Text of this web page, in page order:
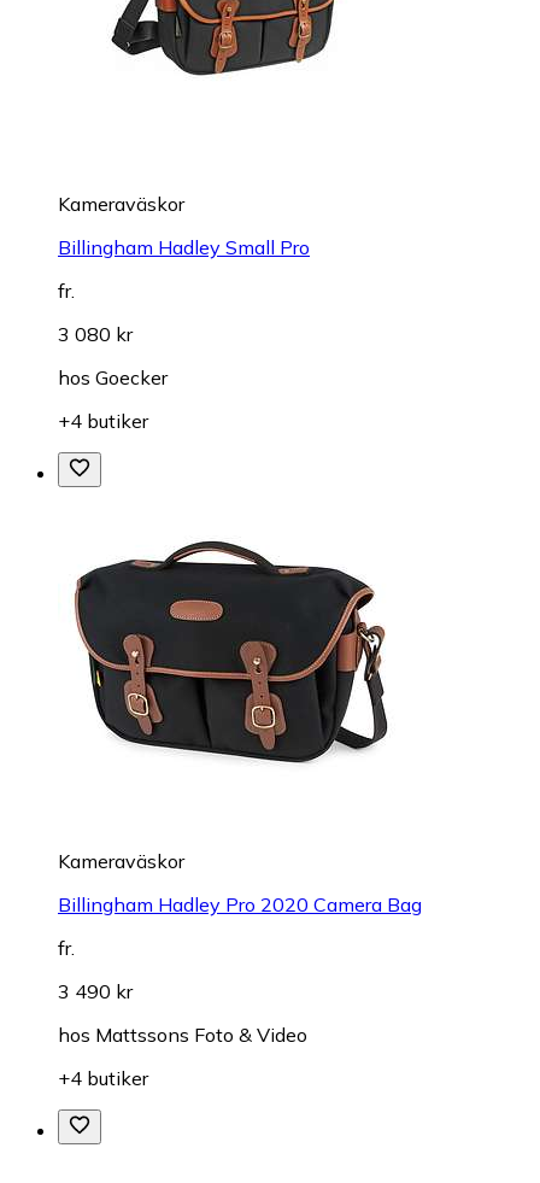
Kameraväskor
Billingham Hadley Small Pro
fr.
3 080 kr
hos Goecker
+4 butiker
Kameraväskor
Billingham Hadley Pro 2020 Camera Bag
fr.
3 490 kr
hos Mattssons Foto & Video
+4 butiker